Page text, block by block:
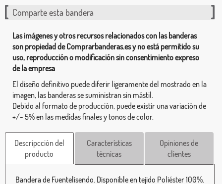
Comparte esta bandera
Las imágenes y otros recursos relacionados con las banderas
son propiedad de Comprarbanderas.es y no está permitido su
uso, reproducción o modificación sin consentimiento expreso
de la empresa
El diseño definitivo puede diferir ligeramente del mostrado en la
imagen, las banderas se suministran sin mástil.
Debido al formato de producción, puede existir una variación de
+/- 5% en las medidas finales y tonos de color.
Descripcción del
producto
Características
técnicas
Opiniones de
clientes
Bandera de Fuentelisendo. Disponible en tejido Poliéster 100%.